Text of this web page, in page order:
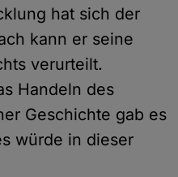
hat sich der
kann er seine
verurteilt.
Handeln des
Geschichte gab es
würde in dieser